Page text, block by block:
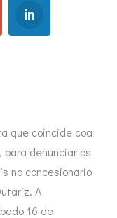
que coincide coa
, para denunciar os
no concesionario
A
16 de